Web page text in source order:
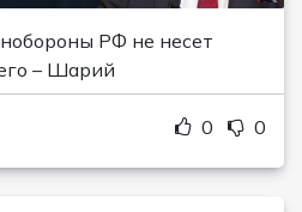
РФ не несет
– Шарий
0 0